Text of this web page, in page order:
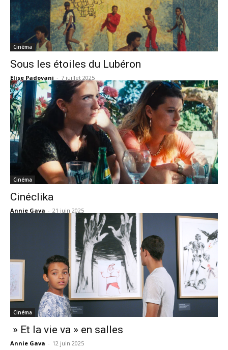
Cinéma
Sous les étoiles du Lubéron
Elise Padovani - 7 juillet 2025
Cinéma
Cinéclika
Annie Gava - 21 juin 2025
Cinéma
» Et la vie va » en salles
Annie Gava - 12 juin 2025